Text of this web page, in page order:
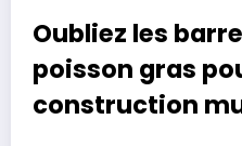
Oubliez les
poisson gras
construction